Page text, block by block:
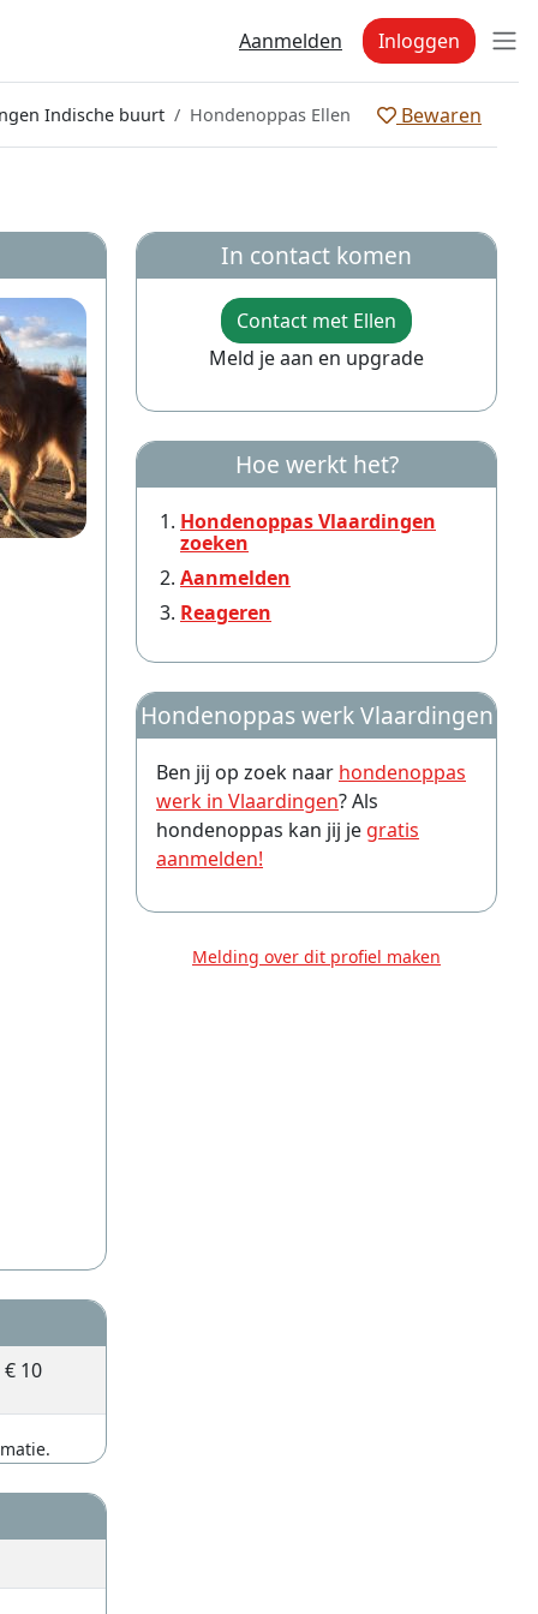
Aanmelden Inloggen
Indische buurt Hondenoppas Ellen Bewaren
€ 10
In contact komen
Contact met Ellen
Meld je aan en upgrade
Hoe werkt het?
Hondenoppas Vlaardingen
zoeken
Aanmelden
Reageren
Hondenoppas werk Vlaardingen
Ben jij op zoek naar hondenoppas
werk in Vlaardingen? Als
hondenoppas kan jij je gratis
aanmelden!
Melding over dit profiel maken